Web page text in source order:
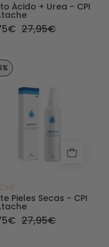
Ácido + Urea - CPI
27,95€
Sensibles de CPI -
Pieles Secas - CPI
27,95€